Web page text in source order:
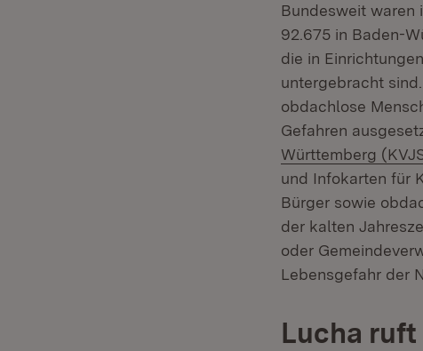
Bundesweit waren
92.675 in Baden-
die in
untergebracht
obdachlose
Gefahren
Württemberg
und Infokarten für
Bürger sowie
der kalten
oder
Lebensgefahr der
Lucha